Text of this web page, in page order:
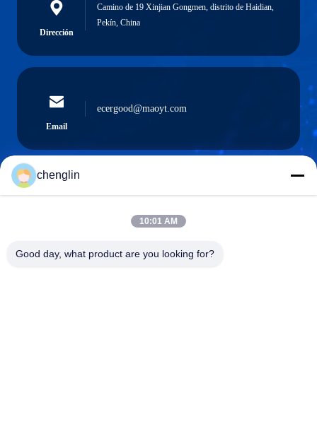
Dirección
Camino de 19 Xinjian Gongmen, distrito de Haidian,
Pekín, China
Email
ecergood@maoyt.com
chenglin
10:01 AM
Good day, what product are you looking for?